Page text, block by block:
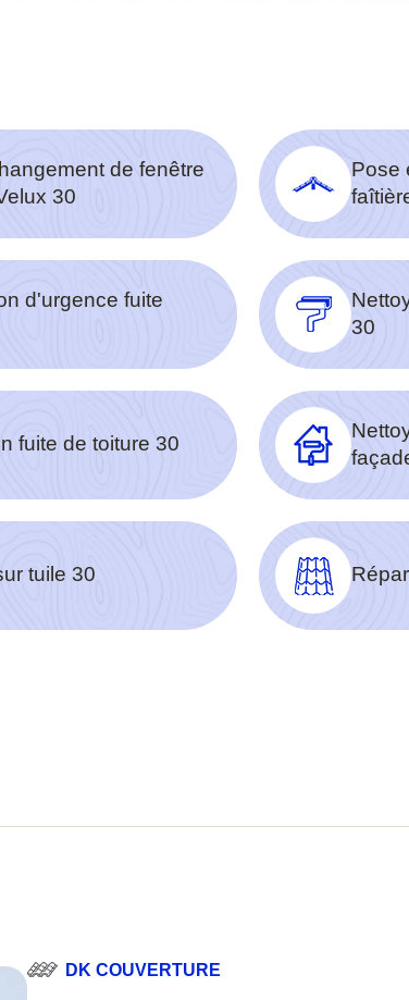
de fenêtre
30
Pose
d'urgence fuite
30
fuite de toiture 30
tuile 30
DK COUVERTURE